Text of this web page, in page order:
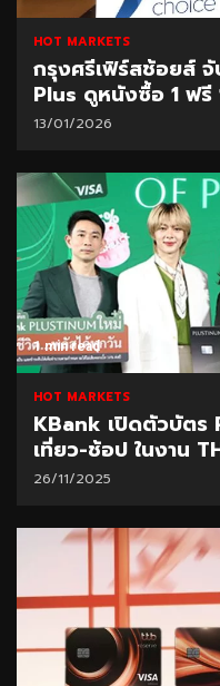
HOT MARKETS
กรุงศรีเฟิร์สช้อยส์
Plus ดูหนังซื้อ 1 ฟรี
13/01/2026
1 min read
HOT MARKETS
KBank เปิดตัวบัตร
เที่ยว-ช้อป ในงาน
26/11/2025